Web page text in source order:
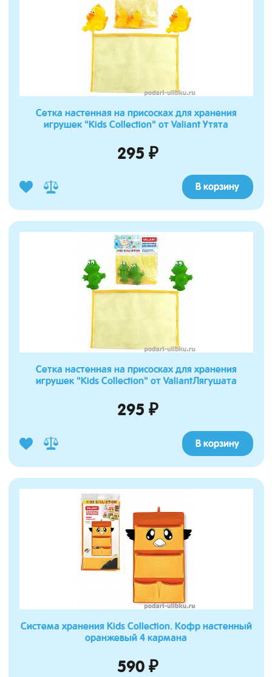
Сетка настенная на присосках для хранения
игрушек "Kids Collection" от Valiant Утята
295 ₽
В корзину
Сетка настенная на присосках для хранения
игрушек "Kids Collection" от ValiantЛягушата
295 ₽
В корзину
Система хранения Kids Collection. Кофр настенный
оранжевый 4 кармана
590 ₽